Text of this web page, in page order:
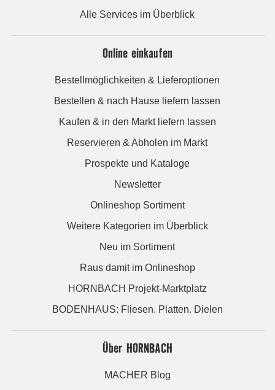
Alle Services im Überblick
Online einkaufen
Bestellmöglichkeiten & Lieferoptionen
Bestellen & nach Hause liefern lassen
Kaufen & in den Markt liefern lassen
Reservieren & Abholen im Markt
Prospekte und Kataloge
Newsletter
Onlineshop Sortiment
Weitere Kategorien im Überblick
Neu im Sortiment
Raus damit im Onlineshop
HORNBACH Projekt-Marktplatz
BODENHAUS: Fliesen. Platten. Dielen
Über HORNBACH
MACHER Blog